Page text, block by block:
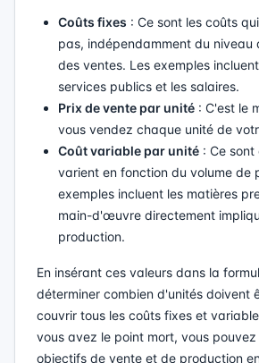
Coûts fixes : Ce sont les coûts
pas, indépendamment du niveau
des ventes. Les exemples
services publics et les salaires.
Prix de vente par unité : C'est le
vous vendez chaque unité de
Coût variable par unité : Ce
varient en fonction du volume de
exemples incluent les matières
main-d'œuvre directement
production.
En insérant ces valeurs dans la
déterminer combien d'unités doivent
couvrir tous les coûts fixes et
vous avez le point mort, vous
objectifs de vente et de production